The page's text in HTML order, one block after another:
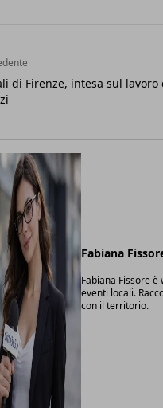
di Firenze, intesa sul lavoro
Fabiana
Fabiana Fissore
eventi locali.
con il territorio.